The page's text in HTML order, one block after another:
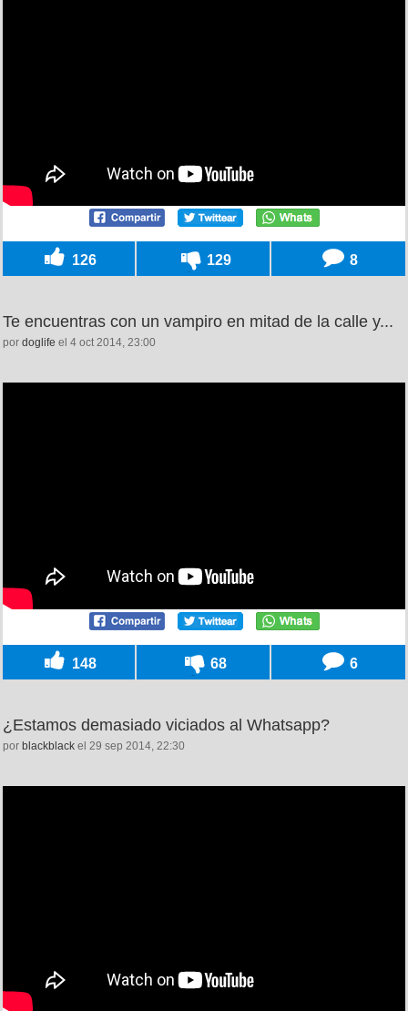
126 129 8
Te encuentras con un vampiro en mitad de la calle y...
por doglife el 4 oct 2014, 23:00
148 68 6
¿Estamos demasiado viciados al Whatsapp?
por blackblack el 29 sep 2014, 22:30